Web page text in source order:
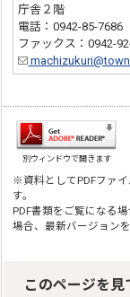
庁舎２階
電話：0942-85-7686
ファックス：0942-
別ウィンドウで開きます
※資料としてPDFファ
す。
PDF書類をご覧になる
場合、最新バージョン
このページを